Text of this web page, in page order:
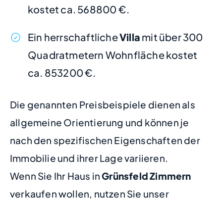
kostet ca. 568800 €.
Ein herrschaftlicheVilla mit über 300
Quadratmetern Wohnfläche kostet
ca. 853200 €.
Die genannten Preisbeispiele dienen als
allgemeine Orientierung und können je
nach den spezifischen Eigenschaften der
Immobilie und ihrer Lage variieren.
Wenn Sie Ihr Haus inGrünsfeld Zimmern
verkaufen wollen, nutzen Sie unser